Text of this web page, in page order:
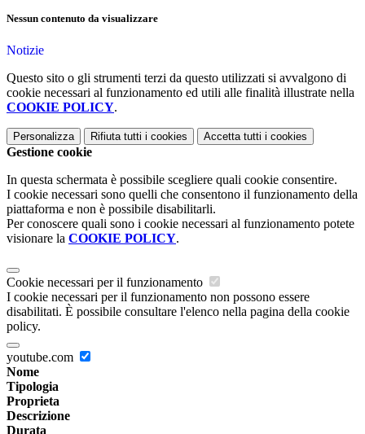
Nessun contenuto da visualizzare
Notizie
Questo sito o gli strumenti terzi da questo utilizzati si avvalgono di
cookie necessari al funzionamento ed utili alle finalità illustrate nella
COOKIE POLICY.
Personalizza Rifiuta tutti i cookies Accetta tutti i cookies
Gestione cookie
In questa schermata è possibile scegliere quali cookie consentire.
I cookie necessari sono quelli che consentono il funzionamento della
piattaforma e non è possibile disabilitarli.
Per conoscere quali sono i cookie necessari al funzionamento potete
visionare la COOKIE POLICY.
Cookie necessari per il funzionamento
I cookie necessari per il funzionamento non possono essere
disabilitati. È possibile consultare l'elenco nella pagina della cookie
policy.
youtube.com
Nome
Tipologia
Proprieta
Descrizione
Durata